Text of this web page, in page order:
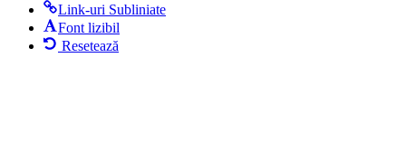
Link-uri Subliniate
Font lizibil
Resetează